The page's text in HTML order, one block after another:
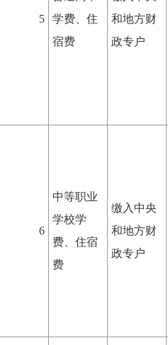
5
学费、住
宿费
和地方财
政专户
6
中等职业
学校学
费、住宿
费
缴入中央
和地方财
政专户